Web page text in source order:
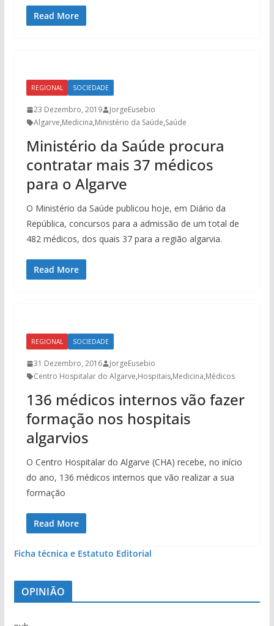
Read More
REGIONAL SOCIEDADE
23 Dezembro, 2019
JorgeEusebio
Algarve,Medicina,Ministério da Saúde,Saúde
Ministério da Saúde procura
contratar mais 37 médicos
para o Algarve
O Ministério da Saúde publicou hoje, em Diário da
República, concursos para a admissão de um total de
482 médicos, dos quais 37 para a região algarvia.
Read More
REGIONAL SOCIEDADE
31 Dezembro, 2016
JorgeEusebio
Centro Hospitalar do Algarve,Hospitais,Medicina,Médicos
136 médicos internos vão fazer
formação nos hospitais
algarvios
O Centro Hospitalar do Algarve (CHA) recebe, no início
do ano, 136 médicos internos que vão realizar a sua
formação
Read More
Ficha técnica e Estatuto Editorial
OPINIÃO